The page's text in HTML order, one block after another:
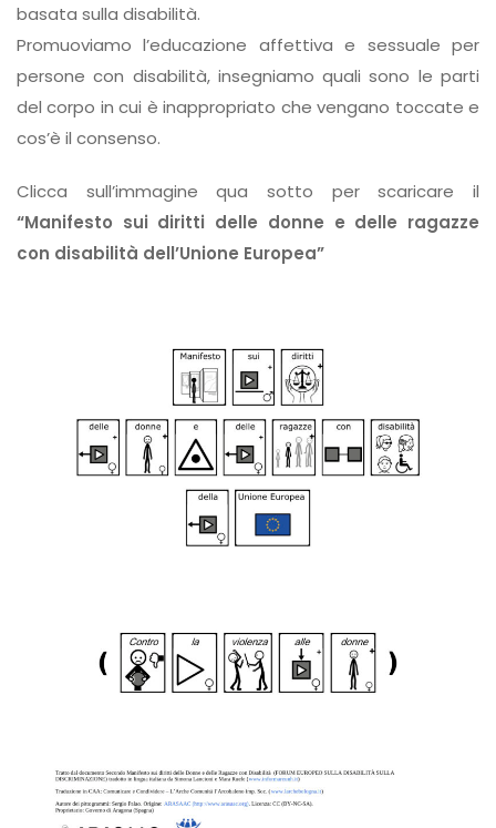
basata sulla disabilità.
Promuoviamo l’educazione affettiva e sessuale per
persone con disabilità, insegniamo quali sono le parti
del corpo in cui è inappropriato che vengano toccate e
cos’è il consenso.
Clicca sull’immagine qua sotto per scaricare il
“Manifesto sui diritti delle donne e delle ragazze
con disabilità dell’Unione Europea”